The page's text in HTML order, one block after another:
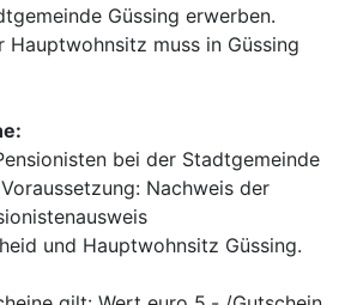
Güssing erwerben.
Hauptwohnsitz muss in Güssing
bei der Stadtgemeinde
Nachweis der
und Hauptwohnsitz Güssing.